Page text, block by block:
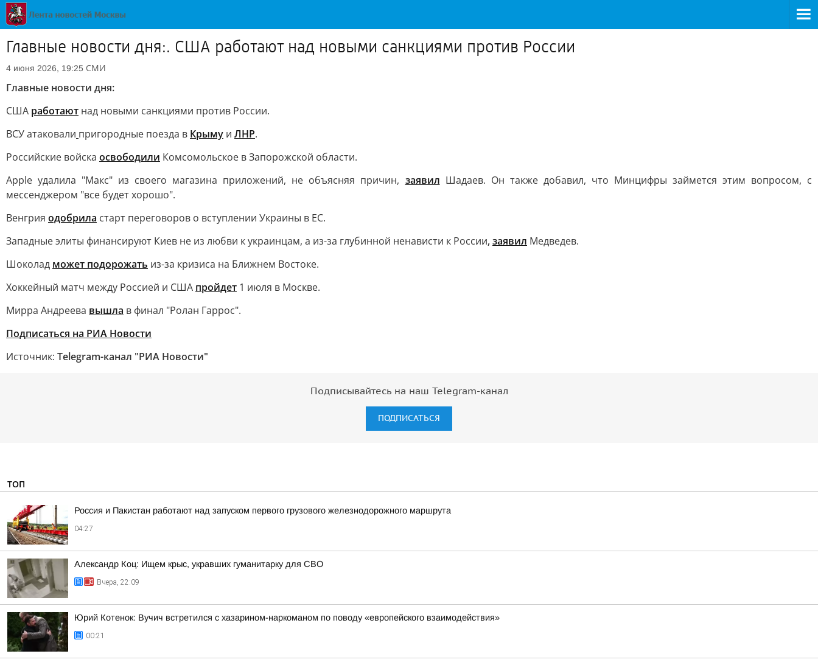
Главные новости дня:. США работают над новыми санкциями против России
4 июня 2026, 19:25 СМИ
Главные новости дня:
США работают над новыми санкциями против России.
ВСУ атаковали пригородные поезда в Крыму и ЛНР.
Российские войска освободили Комсомольское в Запорожской области.
Apple удалила "Макс" из своего магазина приложений, не объясняя причин, заявил Шадаев. Он также добавил, что Минцифры займется этим вопросом, с
мессенджером "все будет хорошо".
Венгрия одобрила старт переговоров о вступлении Украины в ЕС.
Западные элиты финансируют Киев не из любви к украинцам, а из-за глубинной ненависти к России,заявил Медведев.
Шоколад может подорожать из-за кризиса на Ближнем Востоке.
Хоккейный матч между Россией и США пройдет 1 июля в Москве.
Мирра Андреева вышла в финал "Ролан Гаррос".
Подписаться на РИА Новости
Источник: Telegram-канал "РИА Новости"
Подписывайтесь на наш Telegram-канал
ПОДПИСАТЬСЯ
ТОП
Россия и Пакистан работают над запуском первого грузового железнодорожного маршрута
04:27
Александр Коц: Ищем крыс, укравших гуманитарку для СВО
Вчера, 22:09
Юрий Котенок: Вучич встретился с хазарином-наркоманом по поводу «европейского взаимодействия»
00:21